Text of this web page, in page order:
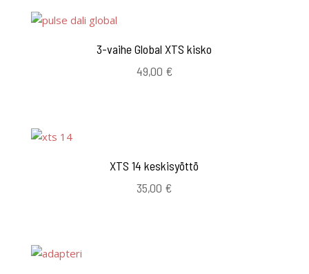
3-vaihe Global XTS kisko
49,00 €
XTS 14 keskisyöttö
35,00 €